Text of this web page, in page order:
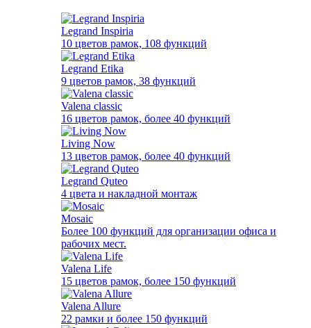
Legrand Inspiria
10 цветов рамок, 108 функций
Legrand Etika
9 цветов рамок, 38 функций
Valena classic
16 цветов рамок, более 40 функций
Living Now
13 цветов рамок, более 40 функций
Legrand Quteo
4 цвета и накладной монтаж
Mosaic
Более 100 функций для организации офиса и
рабочих мест.
Valena Life
15 цветов рамок, более 150 функций
Valena Allure
22 рамки и более 150 функций